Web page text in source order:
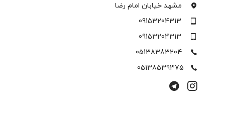
مشهد خیابان امام رضا
09153204313
09153204313
05138383204
05138539375